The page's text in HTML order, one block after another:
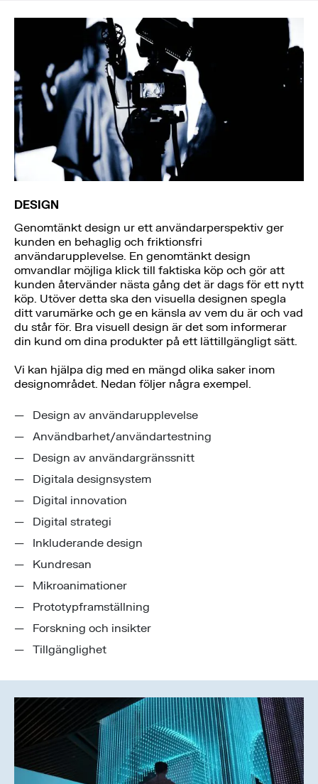
DESIGN
Genomtänkt design ur ett användarperspektiv ger
kunden en behaglig och friktionsfri
användarupplevelse. En genomtänkt design
omvandlar möjliga klick till faktiska köp och gör att
kunden återvänder nästa gång det är dags för ett nytt
köp. Utöver detta ska den visuella designen spegla
ditt varumärke och ge en känsla av vem du är och vad
du står för. Bra visuell design är det som informerar
din kund om dina produkter på ett lättillgängligt sätt.
Vi kan hjälpa dig med en mängd olika saker inom
designområdet. Nedan följer några exempel.
Design av användarupplevelse
Användbarhet/användartestning
Design av användargränssnitt
Digitala designsystem
Digital innovation
Digital strategi
Inkluderande design
Kundresan
Mikroanimationer
Prototypframställning
Forskning och insikter
Tillgänglighet